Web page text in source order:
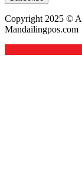
Copyright 2025 ©
Mandailingpos.com